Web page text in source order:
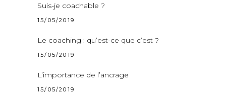
Suis-je coachable ?
15/05/2019
Le coaching : qu’est-ce que c’est ?
15/05/2019
L’importance de l’ancrage
15/05/2019